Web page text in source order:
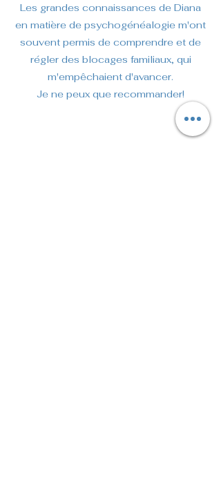
Les grandes connaissances de Diana
en matière de psychogénéalogie m'ont
souvent permis de comprendre et de
régler des blocages familiaux, qui
m'empêchaient d'avancer.
Je ne peux que recommander!